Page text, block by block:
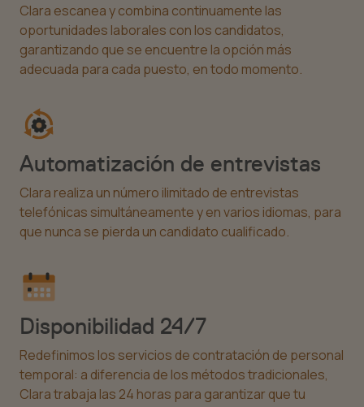
Clara escanea y combina continuamente las
oportunidades laborales con los candidatos,
garantizando que se encuentre la opción más
adecuada para cada puesto, en todo momento.
Automatización de entrevistas
Clara realiza un número ilimitado de entrevistas
telefónicas simultáneamente y en varios idiomas, para
que nunca se pierda un candidato cualificado.
Disponibilidad 24/7
Redefinimos los servicios de contratación de personal
temporal: a diferencia de los métodos tradicionales,
Clara trabaja las 24 horas para garantizar que tu